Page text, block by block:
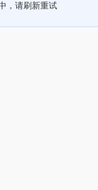
，请刷新重试